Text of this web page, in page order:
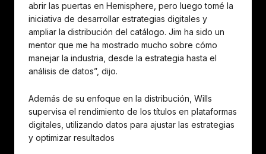
abrir las puertas en Hemisphere, pero luego tomé la
iniciativa de desarrollar estrategias digitales y
ampliar la distribución del catálogo. Jim ha sido un
mentor que me ha mostrado mucho sobre cómo
manejar la industria, desde la estrategia hasta el
análisis de datos”, dijo.
Además de su enfoque en la distribución, Wills
supervisa el rendimiento de los títulos en plataformas
digitales, utilizando datos para ajustar las estrategias
y optimizar resultados